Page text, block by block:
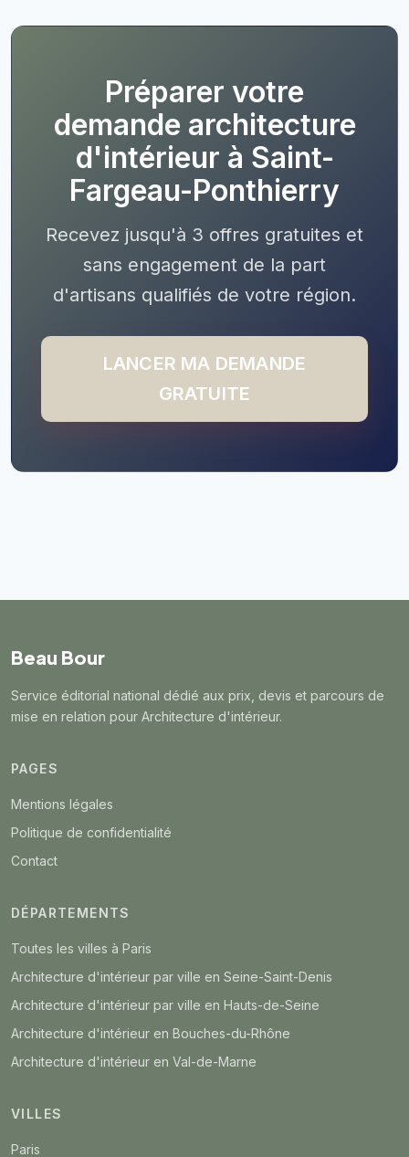
Préparer votre
demande architecture
d'intérieur à Saint-
Fargeau-Ponthierry
Recevez jusqu'à 3 offres gratuites et
sans engagement de la part
d'artisans qualifiés de votre région.
LANCER MA DEMANDE
GRATUITE
Beau Bour
Service éditorial national dédié aux prix, devis et parcours de
mise en relation pour Architecture d'intérieur.
PAGES
Mentions légales
Politique de confidentialité
Contact
DÉPARTEMENTS
Toutes les villes à Paris
Architecture d'intérieur par ville en Seine-Saint-Denis
Architecture d'intérieur par ville en Hauts-de-Seine
Architecture d'intérieur en Bouches-du-Rhône
Architecture d'intérieur en Val-de-Marne
VILLES
Paris